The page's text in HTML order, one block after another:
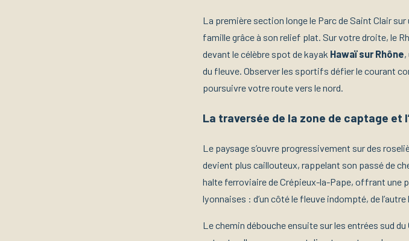
La première section longe le Parc de Saint Clair
famille grâce à son relief plat. Sur votre droite, le
devant le célèbre spot de kayak Hawaï sur Rhône,
du fleuve. Observer les sportifs défier le courant
poursuivre votre route vers le nord.
La traversée de la zone de captage et
Le paysage s’ouvre progressivement sur des
devient plus caillouteux, rappelant son passé de
halte ferroviaire de Crépieux-la-Pape, offrant une
lyonnaises : d’un côté le fleuve indompté, de
Le chemin débouche ensuite sur les entrées sud du